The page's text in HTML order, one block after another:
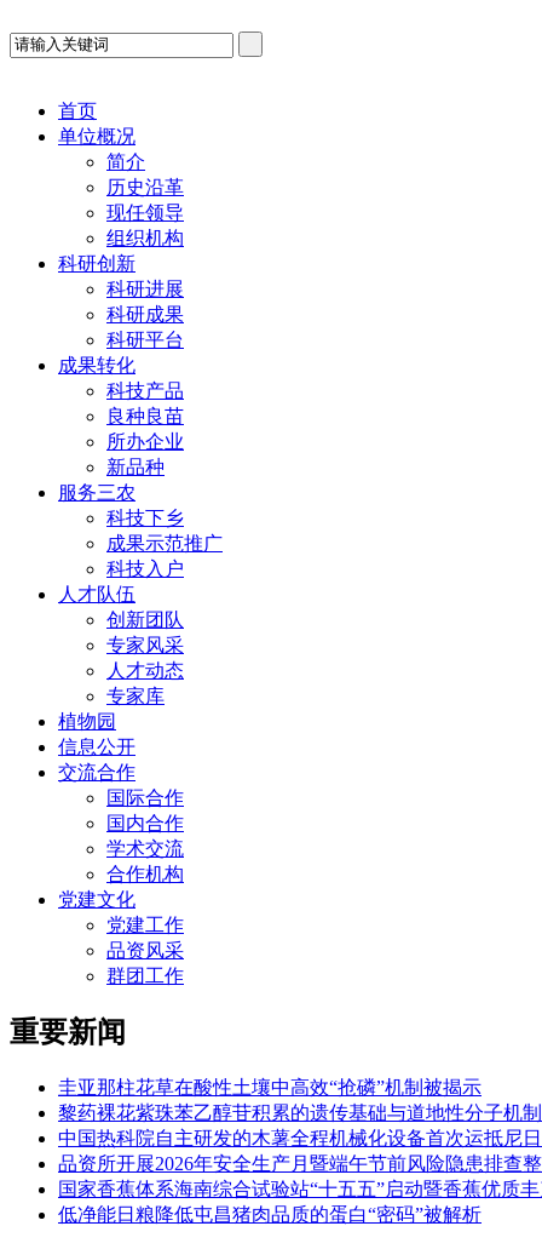
首页
单位概况
简介
历史沿革
现任领导
组织机构
科研创新
科研进展
科研成果
科研平台
成果转化
科技产品
良种良苗
所办企业
新品种
服务三农
科技下乡
成果示范推广
科技入户
人才队伍
创新团队
专家风采
人才动态
专家库
植物园
信息公开
交流合作
国际合作
国内合作
学术交流
合作机构
党建文化
党建工作
品资风采
群团工作
重要新闻
圭亚那柱花草在酸性土壤中高效“抢磷”机制被揭示
黎药裸花紫珠苯乙醇苷积累的遗传基础与道地性分子机
中国热科院自主研发的木薯全程机械化设备首次运抵尼
品资所开展2026年安全生产月暨端午节前风险隐患排查
国家香蕉体系海南综合试验站“十五五”启动暨香蕉优质
低净能日粮降低屯昌猪肉品质的蛋白“密码”被解析